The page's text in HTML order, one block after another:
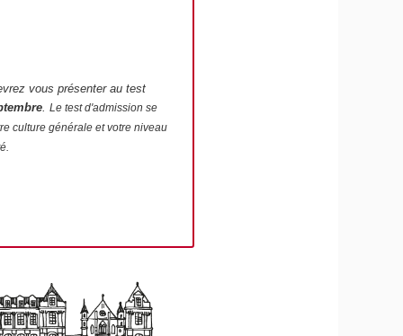
vous présenter au test
.Le test d'admission se
culture générale et votre niveau